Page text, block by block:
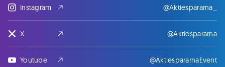
Instagram @Aktiespararna_
X @Aktiespararna
Youtube @AktiespararnaEvent